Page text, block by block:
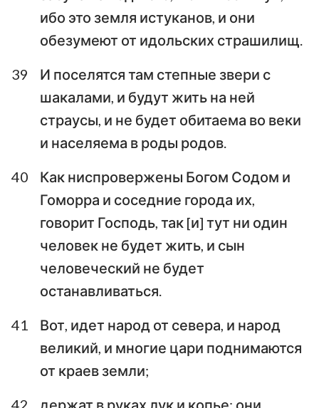
ибо это земля истуканов, и они
обезумеют от идольских страшилищ.
39
И поселятся там степные звери с
шакалами, и будут жить на ней
страусы, и не будет обитаема во веки
и населяема в роды родов.
40
Как ниспровержены Богом Содом и
Гоморра и соседние города их,
говорит Господь, так [и] тут ни один
человек не будет жить, и сын
человеческий не будет
останавливаться.
41
Вот, идет народ от севера, и народ
великий, и многие цари поднимаются
от краев земли;
42
держат в руках лук и копье; они